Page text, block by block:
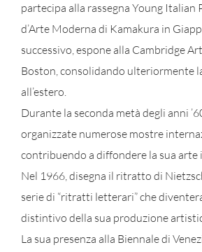
partecipa alla rassegna Young Italian
d’Arte Moderna di Kamakura in
successivo, espone alla Cambridge
Boston, consolidando ulteriormente
all’estero.
Durante la seconda metà degli anni
organizzate numerose mostre
contribuendo a diffondere la sua
Nel 1966, disegna il ritratto di
serie di “ritratti letterari” che
distintivo della sua produzione
La sua presenza alla Biennale di